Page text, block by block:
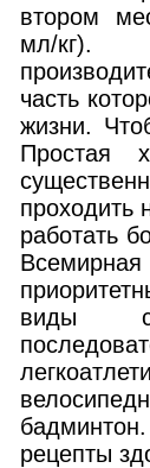
втором
мл/кг).
часть
жизни.
Простая
проходить
работать
виды
рецепты